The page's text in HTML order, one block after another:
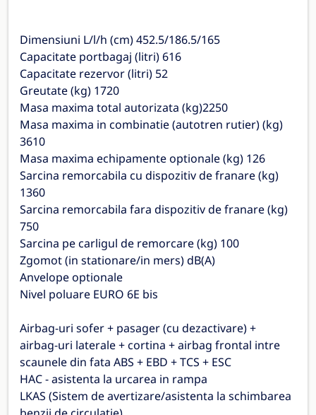
Dimensiuni L/l/h (cm) 452.5/186.5/165
Capacitate portbagaj (litri) 616
Capacitate rezervor (litri) 52
Greutate (kg) 1720
Masa maxima total autorizata (kg)2250
Masa maxima in combinatie (autotren rutier) (kg)
3610
Masa maxima echipamente optionale (kg) 126
Sarcina remorcabila cu dispozitiv de franare (kg)
1360
Sarcina remorcabila fara dispozitiv de franare (kg)
750
Sarcina pe carligul de remorcare (kg) 100
Zgomot (in stationare/in mers) dB(A)
Anvelope optionale
Nivel poluare EURO 6E bis
Airbag-uri sofer + pasager (cu dezactivare) +
airbag-uri laterale + cortina + airbag frontal intre
scaunele din fata ABS + EBD + TCS + ESC
HAC - asistenta la urcarea in rampa
LKAS (Sistem de avertizare/asistenta la schimbarea